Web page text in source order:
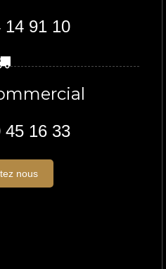
14 91 10
45 16 33
nous